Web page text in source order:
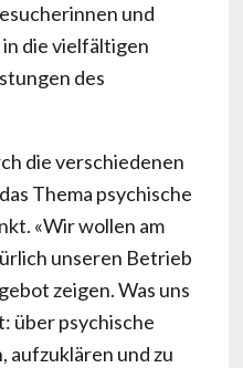
und
die vielfältigen
des
die verschiedenen
Thema psychische
«Wir wollen am
unseren Betrieb
zeigen. Was uns
über psychische
aufzuklären und zu